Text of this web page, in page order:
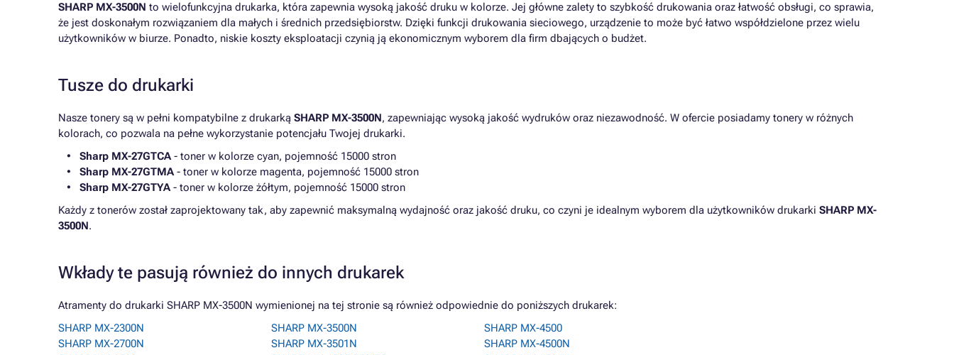
SHARP MX-3500N to wielofunkcyjna drukarka, która zapewnia wysoką jakość druku w kolorze. Jej główne zalety to szybkość drukowania oraz łatwość obsługi, co sprawia,
że jest doskonałym rozwiązaniem dla małych i średnich przedsiębiorstw. Dzięki funkcji drukowania sieciowego, urządzenie to może być łatwo współdzielone przez wielu
użytkowników w biurze. Ponadto, niskie koszty eksploatacji czynią ją ekonomicznym wyborem dla firm dbających o budżet.
Tusze do drukarki
Nasze tonery są w pełni kompatybilne z drukarką SHARP MX-3500N, zapewniając wysoką jakość wydruków oraz niezawodność. W ofercie posiadamy tonery w różnych
kolorach, co pozwala na pełne wykorzystanie potencjału Twojej drukarki.
Sharp MX-27GTCA- toner w kolorze cyan, pojemność 15000 stron
Sharp MX-27GTMA- toner w kolorze magenta, pojemność 15000 stron
Sharp MX-27GTYA- toner w kolorze żółtym, pojemność 15000 stron
Każdy z tonerów został zaprojektowany tak, aby zapewnić maksymalną wydajność oraz jakość druku, co czyni je idealnym wyborem dla użytkowników drukarki SHARP MX-
3500N.
Wkłady te pasują również do innych drukarek
Atramenty do drukarki SHARP MX-3500N wymienionej na tej stronie są również odpowiednie do poniższych drukarek:
SHARP MX-2300N
SHARP MX-2700N
SHARP MX-3500N
SHARP MX-3501N
SHARP MX-4500
SHARP MX-4500N